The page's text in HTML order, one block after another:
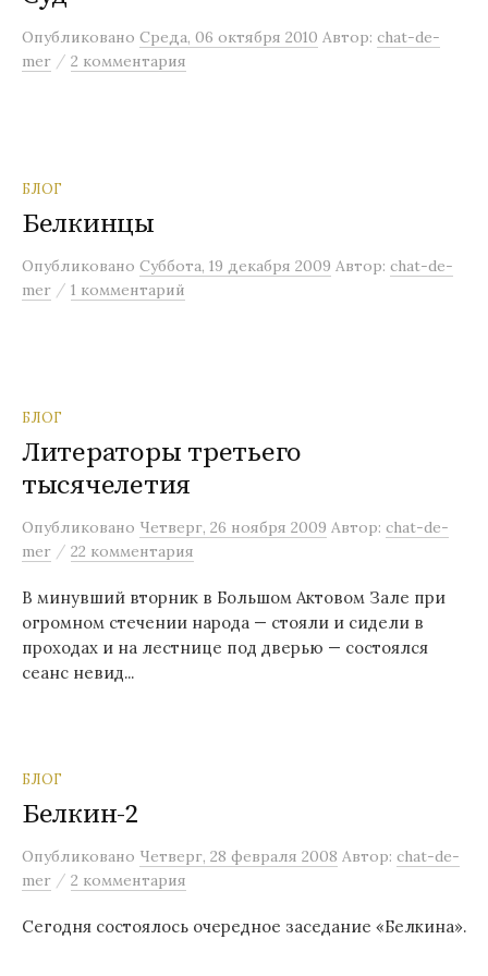
м
у
Опубликовано Среда, 06 октября 2010 Автор: chat-de-
mer / 2 комментария
БЛОГ
Белкинцы
Опубликовано Суббота, 19 декабря 2009 Автор: chat-de-
mer / 1 комментарий
БЛОГ
Литераторы третьего
тысячелетия
Опубликовано Четверг, 26 ноября 2009 Автор: chat-de-
mer / 22 комментария
В минувший вторник в Большом Актовом Зале при
огромном стечении народа — стояли и сидели в
проходах и на лестнице под дверью — состоялся
сеанс невид...
БЛОГ
Белкин-2
Опубликовано Четверг, 28 февраля 2008 Автор: chat-de-
mer / 2 комментария
Сегодня состоялось очередное заседание «Белкина».